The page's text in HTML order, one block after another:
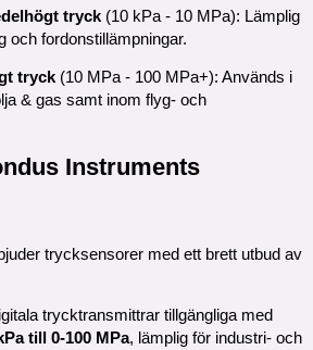
tryck (10 kPa - 10 MPa): Lämplig
och fordonstillämpningar.
tryck(10 MPa - 100 MPa+): Används i
& gas samt inom flyg- och
Instruments
trycksensorer med ett brett utbud av
trycktransmittrar tillgängliga med
till 0-100 MPa, lämplig för industri- och